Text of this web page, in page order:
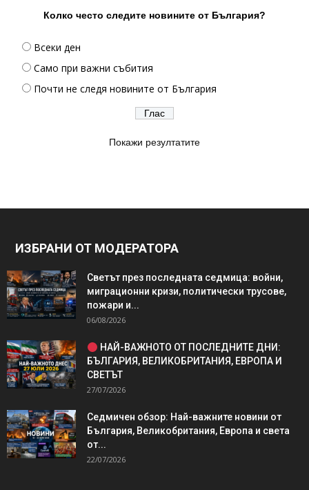
Колко често следите новините от България?
Всеки ден
Само при важни събития
Почти не следя новините от България
Покажи резултатите
ИЗБРАНИ ОТ МОДЕРАТОРА
Светът през последната седмица: войни,
миграционни кризи, политически трусове,
пожари и...
06/08/2026
НАЙ-ВАЖНОТО ОТ ПОСЛЕДНИТЕ ДНИ:
БЪЛГАРИЯ, ВЕЛИКОБРИТАНИЯ, ЕВРОПА И
СВЕТЪТ
27/07/2026
Седмичен обзор: Най-важните новини от
България, Великобритания, Европа и света
от...
22/07/2026